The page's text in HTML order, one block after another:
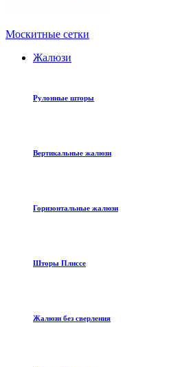
Москитные сетки
Жалюзи
Рулонные шторы
Вертикальные жалюзи
Горизонтальные жалюзи
Шторы Плиссе
Жалюзи без сверления